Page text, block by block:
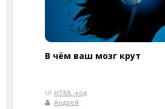
В чём ваш мозг крут
HTML-код
Андрей